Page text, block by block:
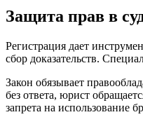
Защита прав в
Регистрация дает
сбор доказательств.
Закон обязывает
без ответа, юрист
запрета на использование